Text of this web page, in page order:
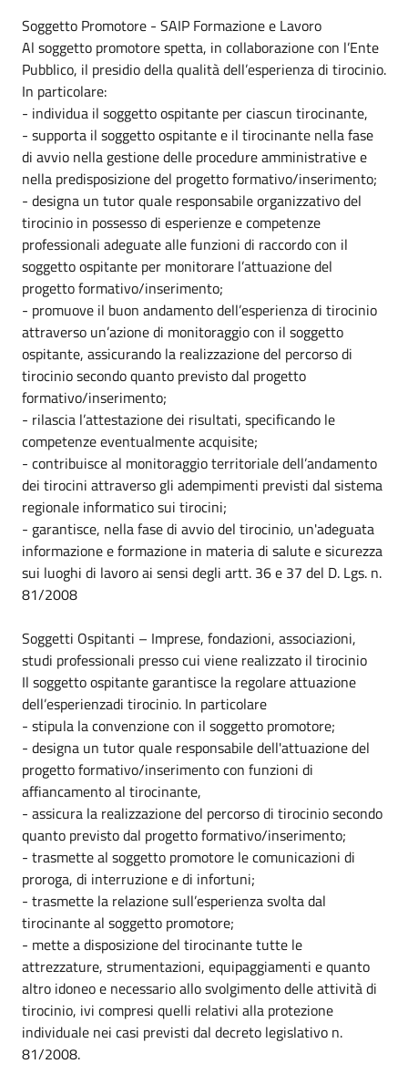
Soggetto Promotore - SAIP Formazione e Lavoro
Al soggetto promotore spetta, in collaborazione con l’Ente
Pubblico, il presidio della qualità dell’esperienza di tirocinio.
In particolare:
- individua il soggetto ospitante per ciascun tirocinante,
- supporta il soggetto ospitante e il tirocinante nella fase
di avvio nella gestione delle procedure amministrative e
nella predisposizione del progetto formativo/inserimento;
- designa un tutor quale responsabile organizzativo del
tirocinio in possesso di esperienze e competenze
professionali adeguate alle funzioni di raccordo con il
soggetto ospitante per monitorare l’attuazione del
progetto formativo/inserimento;
- promuove il buon andamento dell’esperienza di tirocinio
attraverso un’azione di monitoraggio con il soggetto
ospitante, assicurando la realizzazione del percorso di
tirocinio secondo quanto previsto dal progetto
formativo/inserimento;
- rilascia l’attestazione dei risultati, specificando le
competenze eventualmente acquisite;
- contribuisce al monitoraggio territoriale dell’andamento
dei tirocini attraverso gli adempimenti previsti dal sistema
regionale informatico sui tirocini;
- garantisce, nella fase di avvio del tirocinio, un'adeguata
informazione e formazione in materia di salute e sicurezza
sui luoghi di lavoro ai sensi degli artt. 36 e 37 del D. Lgs. n.
81/2008
Soggetti Ospitanti – Imprese, fondazioni, associazioni,
studi professionali presso cui viene realizzato il tirocinio
Il soggetto ospitante garantisce la regolare attuazione
dell’esperienzadi tirocinio. In particolare
- stipula la convenzione con il soggetto promotore;
- designa un tutor quale responsabile dell'attuazione del
progetto formativo/inserimento con funzioni di
affiancamento al tirocinante,
- assicura la realizzazione del percorso di tirocinio secondo
quanto previsto dal progetto formativo/inserimento;
- trasmette al soggetto promotore le comunicazioni di
proroga, di interruzione e di infortuni;
- trasmette la relazione sull’esperienza svolta dal
tirocinante al soggetto promotore;
- mette a disposizione del tirocinante tutte le
attrezzature, strumentazioni, equipaggiamenti e quanto
altro idoneo e necessario allo svolgimento delle attività di
tirocinio, ivi compresi quelli relativi alla protezione
individuale nei casi previsti dal decreto legislativo n.
81/2008.